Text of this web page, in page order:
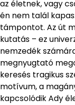
az életnek, vagy
én nem talál
támpontot. Az út
kutatás – ez
nemzedék
megnyugtató
keresés tragikus
motívum, a
kapcsolódik Ady